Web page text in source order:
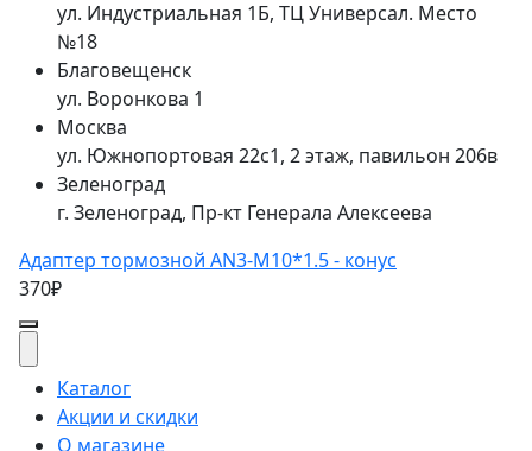
ул. Индустриальная 1Б, ТЦ Универсал. Место
№18
Благовещенск
ул. Воронкова 1
Москва
ул. Южнопортовая 22с1, 2 этаж, павильон 206в
Зеленоград
г. Зеленоград, Пр-кт Генерала Алексеева
Адаптер тормозной AN3-M10*1.5 - конус
370₽
Каталог
Акции и скидки
О магазине